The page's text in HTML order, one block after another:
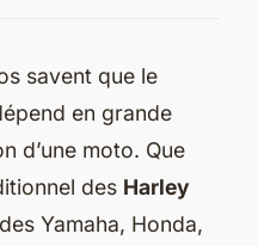
savent que le
en grande
d’une moto. Que
des Harley
Yamaha, Honda,